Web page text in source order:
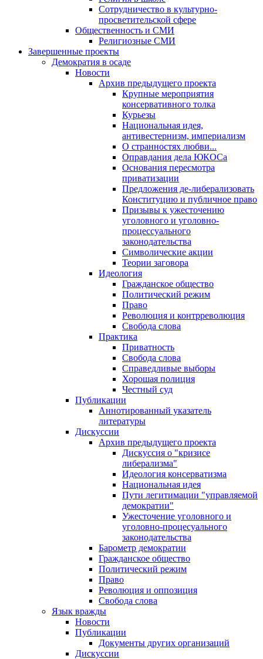
Сотрудничество в культурно-
просветительской сфере
Общественность и СМИ
Религиозные СМИ
Завершенные проекты
Демократия в осаде
Новости
Архив предыдущего проекта
Крупные мероприятия
консервативного толка
Курьезы
Национальная идея,
антивестернизм, империализм
О странностях любви...
Оправдания дела ЮКОСа
Основания пересмотра
приватизации
Предложения де-либерализовать
Конституцию и публичное право
Призывы к ужесточению
уголовного и уголовно-
процессуального
законодательства
Символические акции
Теории заговора
Идеология
Гражданское общество
Политический режим
Право
Революция и контрреволюция
Свобода слова
Практика
Приватность
Свобода слова
Справедливые выборы
Хорошая полиция
Честный суд
Публикации
Аннотированный указатель
литературы
Дискуссии
Архив предыдущего проекта
Дискуссия о "кризисе
либерализма"
Идеология консерватизма
Национальная идея
Пути легитимации "управляемой
демократии"
Ужесточение уголовного и
уголовно-процесуального
законодательства
Барометр демократии
Гражданское общество
Политический режим
Право
Революция и оппозиция
Свобода слова
Язык вражды
Новости
Публикации
Документы других организаций
Дискуссии